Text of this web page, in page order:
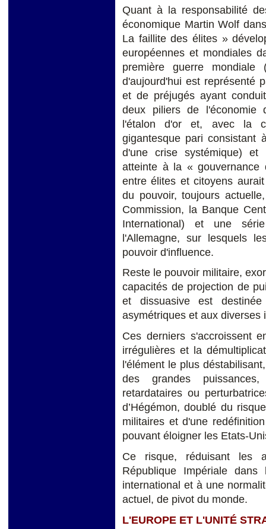
Quant à la responsabilité
économique Martin Wolf
La faillite des élites »
européennes et mondiales
première guerre
d'aujourd'hui est représenté
et de préjugés ayant
deux piliers de l'économie
l'étalon d'or et, avec la
gigantesque pari consistant
d'une crise systémique) et
atteinte à la « gouvernance
entre élites et citoyens
du pouvoir, toujours
Commission, la Banque
International) et une
l'Allemagne, sur lesquels
pouvoir d'influence.
Reste le pouvoir militaire,
capacités de projection de
et dissuasive est
asymétriques et aux diverses
Ces derniers s'accroissent
irrégulières et la
l'élément le plus
des grandes
retardataires ou
d’Hégémon, doublé du
militaires et d'une
pouvant éloigner les Etats-
Ce risque, réduisant les
République Impériale
international et à une
actuel, de pivot du monde.
L'EUROPE ET L'UNITÉ